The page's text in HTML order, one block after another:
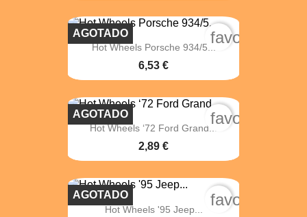
Hot Wheels Porsche 934/5...
6,53 €
AGOTADO
Hot Wheels ‘72 Ford Grand...
2,89 €
AGOTADO
Hot Wheels '95 Jeep...
AGOTADO